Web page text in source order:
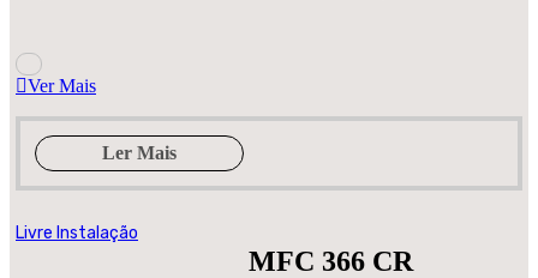
Ver Mais
Ler Mais
Livre Instalação
MFC 366 CR